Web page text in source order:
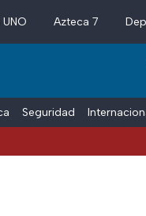
Azteca 7
Seguridad